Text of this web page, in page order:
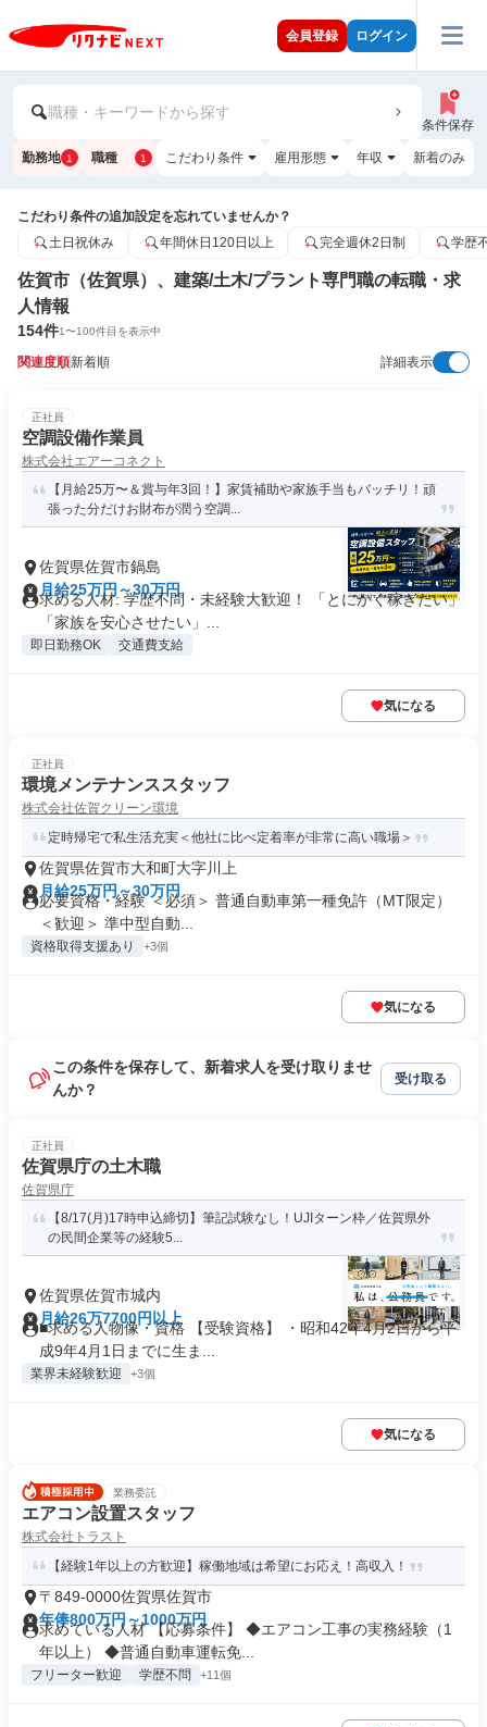
会員登録 ログイン
職種・キーワードから探す
条件保存
勤務地 1 職種 1 こだわり条件 雇用形態 年収 新着のみ
こだわり条件の追加設定を忘れていませんか？
土日祝休み
年間休日120日以上 完全週休2日制 学歴
佐賀市（佐賀県）、建築/土木/プラント専門職の転職・求
人情報
154件1〜100件目を表示中
関連度順新着順 詳細表示
正社員
空調設備作業員
株式会社エアーコネクト
【月給25万〜＆賞与年3回！】家賃補助や家族手当もバッチリ！頑
張った分だけお財布が潤う空調...
佐賀県佐賀市鍋島
月給25万円～30万円
求める人材: 学歴不問・未経験大歓迎！ 「とにかく稼ぎたい」
「家族を安心させたい」...
即日勤務OK 交通費支給
気になる
正社員
環境メンテナンススタッフ
株式会社佐賀クリーン環境
定時帰宅で私生活充実＜他社に比べ定着率が非常に高い職場＞
佐賀県佐賀市大和町大字川上
月給25万円～30万円
必要資格・経験 ＜必須＞ 普通自動車第一種免許（MT限定）
＜歓迎＞ 準中型自動...
資格取得支援あり +3個
気になる
この条件を保存して、新着求人を受け取りませ
んか？
受け取る
正社員
佐賀県庁の土木職
佐賀県庁
【8/17(月)17時申込締切】筆記試験なし！UJIターン枠／佐賀県外
の民間企業等の経験5...
佐賀県佐賀市城内
月給26万7700円以上
■求める人物像・資格 【受験資格】 ・昭和42年4月2日から平
成9年4月1日までに生ま...
業界未経験歓迎 +3個
気になる
業務委託
エアコン設置スタッフ
株式会社トラスト
【経験1年以上の方歓迎】稼働地域は希望にお応え！高収入！
〒849-0000佐賀県佐賀市
年俸800万円～1000万円
求めている人材 【応募条件】 ◆エアコン工事の実務経験（1
年以上） ◆普通自動車運転免...
フリーター歓迎 学歴不問 +11個